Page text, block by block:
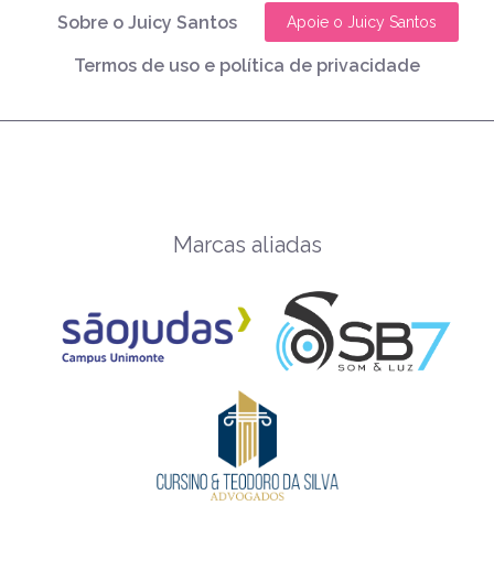
Sobre o Juicy Santos Apoie o Juicy Santos
Termos de uso e política de privacidade
Marcas aliadas